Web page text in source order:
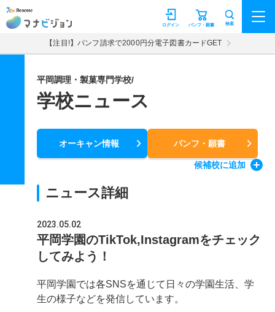
マナビジョン パンフ・願書
ログイン 検索
【注目!】パンフ請求で2000円分電子図書カードGET
平岡調理・製菓専門学校/
学校ニュース
オーキャン情報 パンフ・願書
候補校に追加
ニュース詳細
2023.05.02
平岡学園のTikTok,Instagramをチェック
してみよう！
平岡学園では各SNSを通じて日々の学園生活、学
生の様子などを発信しています。